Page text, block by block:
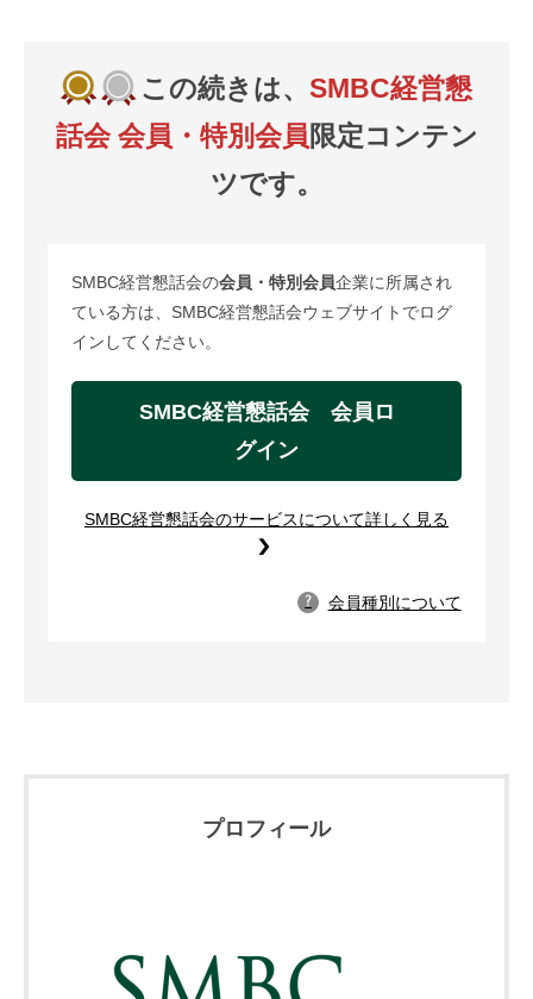
この続きは、SMBC経営懇
話会 会員・特別会員 限定コンテン
ツです。
SMBC経営懇話会の会員・特別会員企業に所属され
ている方は、SMBC経営懇話会ウェブサイトでログ
インしてください。
SMBC経営懇話会 会員ロ
グイン
SMBC経営懇話会のサービスについて詳しく見る
? 会員種別について
プロフィール